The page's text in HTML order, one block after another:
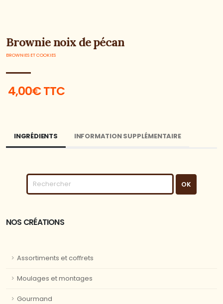
Brownie noix de pécan
BROWNIES ET COOKIES
4,00€ TTC
INGRÉDIENTS INFORMATION SUPPLÉMENTAIRE
NOS CRÉATIONS
Assortiments et coffrets
Moulages et montages
Gourmand